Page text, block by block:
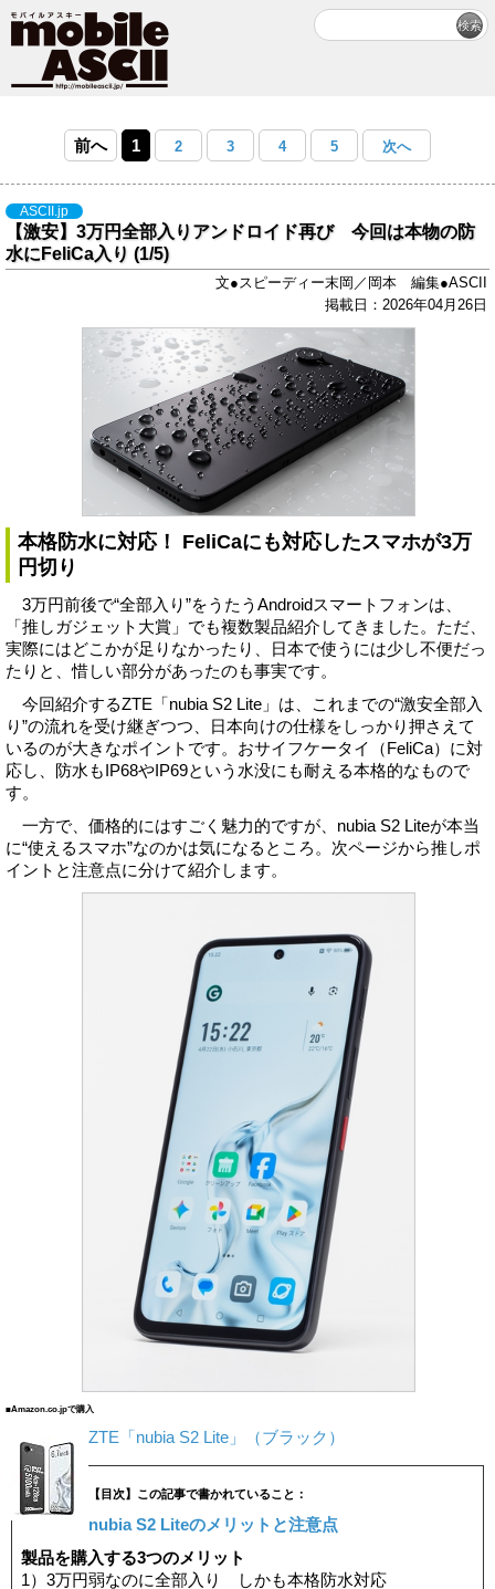
前へ 1 2 3 4 5 次へ
ASCII.jp
【激安】3万円全部入りアンドロイド再び 今回は本物の防
水にFeliCa入り (1/5)
文●スピーディー末岡／岡本 編集●ASCII
掲載日：2026年04月26日
本格防水に対応！ FeliCaにも対応したスマホが3万
円切り
3万円前後で“全部入り”をうたうAndroidスマートフォンは、
「推しガジェット大賞」でも複数製品紹介してきました。ただ、
実際にはどこかが足りなかったり、日本で使うには少し不便だっ
たりと、惜しい部分があったのも事実です。
今回紹介するZTE「nubia S2 Lite」は、これまでの“激安全部入
り”の流れを受け継ぎつつ、日本向けの仕様をしっかり押さえて
いるのが大きなポイントです。おサイフケータイ（FeliCa）に対
応し、防水もIP68やIP69という水没にも耐える本格的なもので
す。
一方で、価格的にはすごく魅力的ですが、nubia S2 Liteが本当
に“使えるスマホ”なのかは気になるところ。次ページから推しポ
イントと注意点に分けて紹介します。
■Amazon.co.jpで購入
ZTE「nubia S2 Lite」（ブラック）
【目次】この記事で書かれていること：
nubia S2 Liteのメリットと注意点
製品を購入する3つのメリット
1）3万円弱なのに全部入り しかも本格防水対応